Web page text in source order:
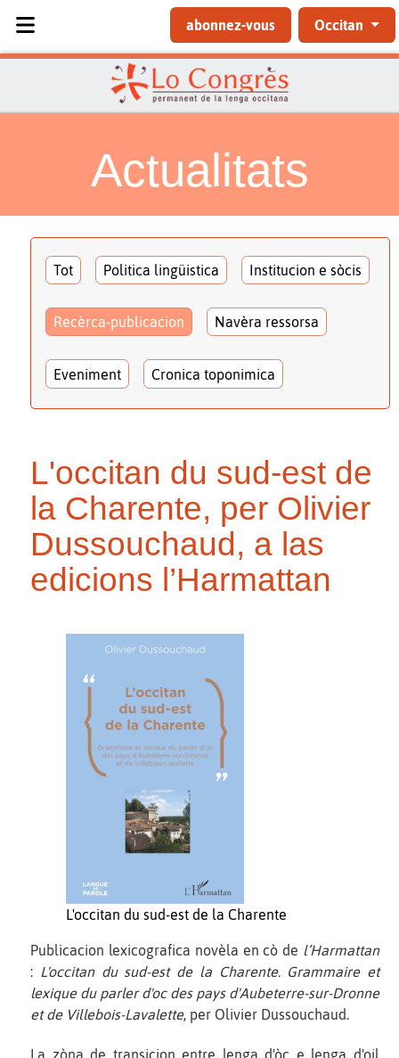
abonnez-vous Occitan
Actualitats
Tot Politica lingüistica Institucion e sòcis
Recèrca-publicacion Navèra ressorsa
Eveniment Cronica toponimica
L'occitan du sud-est de
la Charente, per Olivier
Dussouchaud, a las
edicions l’Harmattan
L'occitan du sud-est de la Charente
Publicacion lexicografica novèla en cò de l’Harmattan
: L'occitan du sud-est de la Charente. Grammaire et
lexique du parler d'oc des pays d'Aubeterre-sur-Dronne
et de Villebois-Lavalette, per Olivier Dussouchaud.
La zòna de transicion entre lenga d'òc e lenga d'oil